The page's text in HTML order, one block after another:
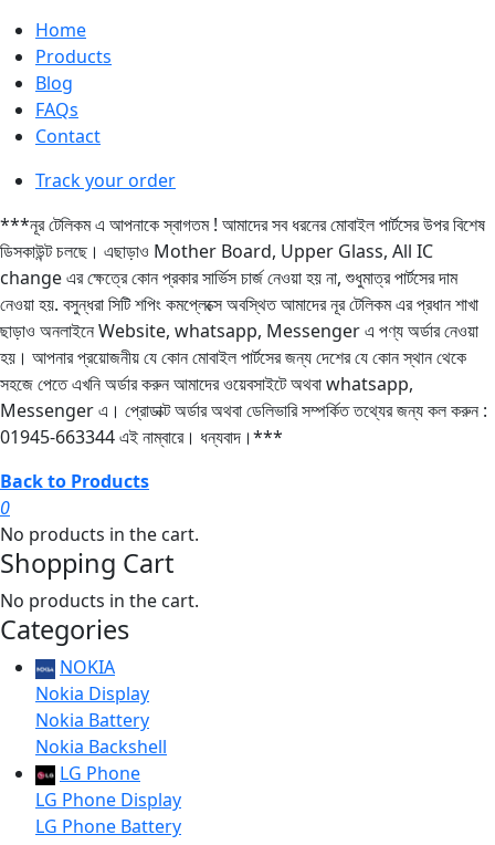
Home
Products
Blog
FAQs
Contact
Track your order
***নূর টেলিকম এ আপনাকে স্বাগতম ! আমাদের সব ধরনের মোবাইল পার্টসের উপর বিশেষ
ডিসকাউন্ট চলছে। এছাড়াও Mother Board, Upper Glass, All IC
change এর ক্ষেত্রে কোন প্রকার সার্ভিস চার্জ নেওয়া হয় না, শুধুমাত্র পার্টসের দাম
নেওয়া হয়. বসুন্ধরা সিটি শপিং কমপ্লেক্সে অবস্থিত আমাদের নূর টেলিকম এর প্রধান শাখা
ছাড়াও অনলাইনে Website, whatsapp, Messenger এ পণ্য অর্ডার নেওয়া
হয়। আপনার প্রয়োজনীয় যে কোন মোবাইল পার্টসের জন্য দেশের যে কোন স্থান থেকে
সহজে পেতে এখনি অর্ডার করুন আমাদের ওয়েবসাইটে অথবা whatsapp,
Messenger এ। প্রোডাক্ট অর্ডার অথবা ডেলিভারি সম্পর্কিত তথ্যের জন্য কল করুন :
01945-663344 এই নাম্বারে। ধন্যবাদ।***
Back to Products
0
No products in the cart.
Shopping Cart
No products in the cart.
Categories
NOKIA
Nokia Display
Nokia Battery
Nokia Backshell
LG Phone
LG Phone Display
LG Phone Battery